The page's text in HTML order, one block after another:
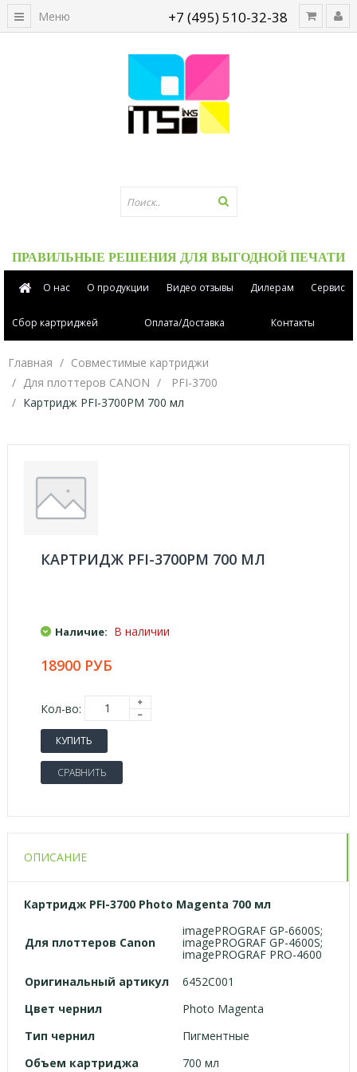
+7 (495) 510-32-38
ПРАВИЛЬНЫЕ РЕШЕНИЯ ДЛЯ ВЫГОДНОЙ ПЕЧАТИ
Меню
О нас О продукции Видео отзывы Дилерам Сервис
Сбор картриджей Оплата/Доставка Контакты
Главная
Совместимые картриджи
Для плоттеров CANON
PFI-3700
Картридж PFI-3700PM 700 мл
КАРТРИДЖ PFI-3700PM 700 МЛ
Наличие: В наличии
18900 РУБ
Кол-во:
КУПИТЬ
СРАВНИТЬ
ОПИСАНИЕ
Картридж PFI-3700 Photo Magenta 700 мл
Для плоттеров Canon
imagePROGRAF GP-6600S;
imagePROGRAF GP-4600S;
imagePROGRAF PRO-4600
Оригинальный артикул
6452C001
Цвет чернил
Photo Magenta
Тип чернил
Пигментные
Объем картриджа
700 мл